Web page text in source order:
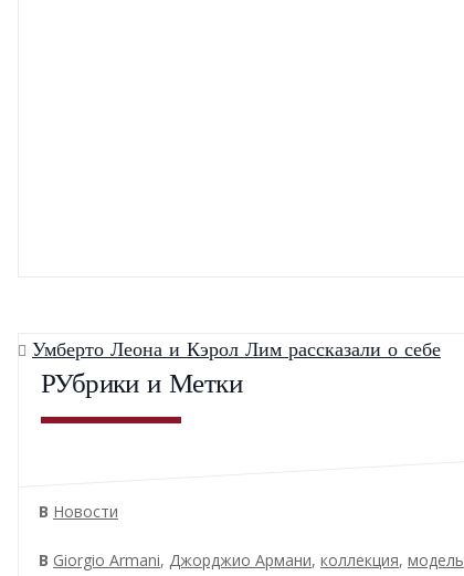
Умберто Леона и Кэрол Лим рассказали о себе
РУбрики и Метки
В Новости
В Giorgio Armani, Джорджио Армани, коллекция, модель